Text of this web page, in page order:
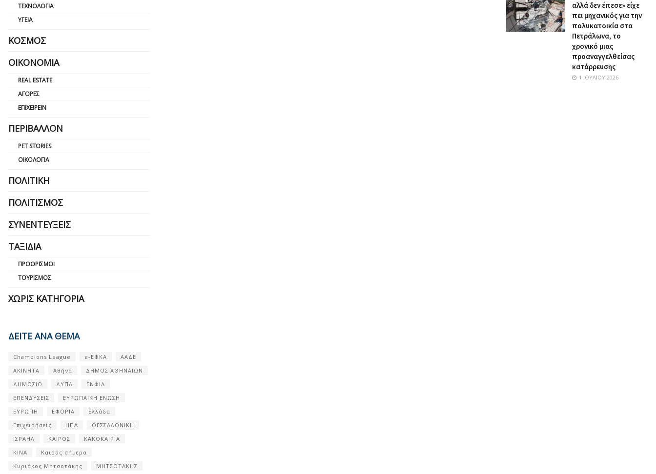
ΤΕΧΝΟΛΟΓΊΑ
ΥΓΕΊΑ
ΚΌΣΜΟΣ
ΟΙΚΟΝΟΜΊΑ
REAL ESTATE
ΑΓΟΡΈΣ
ΕΠΙΧΕΙΡΕΊΝ
ΠΕΡΙΒΆΛΛΟΝ
PET STORIES
ΟΙΚΟΛΟΓΊΑ
ΠΟΛΙΤΙΚΉ
ΠΟΛΙΤΙΣΜΌΣ
ΣΥΝΕΝΤΕΎΞΕΙΣ
ΤΑΞΊΔΙΑ
ΠΡΟΟΡΙΣΜΟΊ
ΤΟΥΡΙΣΜΌΣ
ΧΩΡΊΣ ΚΑΤΗΓΟΡΊΑ
ΔΕΙΤΕ ΑΝΑ ΘΕΜΑ
Champions League e-ΕΦΚΑ
ΑΑΔΕ
ΑΚΙΝΗΤΑ
Αθήνα
ΔΗΜΟΣ ΑΘΗΝΑΙΩΝ
ΔΗΜΟΣΙΟ
ΔΥΠΑ
ΕΝΦΙΑ
ΕΠΕΝΔΥΣΕΙΣ
ΕΥΡΩΠΑΪΚΗ ΕΝΩΣΗ
ΕΥΡΩΠΗ
ΕΦΟΡΙΑ
Ελλάδα
Επιχειρήσεις
ΗΠΑ
ΘΕΣΣΑΛΟΝΙΚΗ
ΙΣΡΑΗΛ
ΚΑΙΡΟΣ
ΚΑΚΟΚΑΙΡΙΑ
ΚΙΝΑ
Καιρός σήμερα
Κυριάκος Μητσοτάκης
ΜΗΤΣΟΤΑΚΗΣ
αλλά δεν έπεσε» είχε
πει μηχανικός για την
πολυκατοικία στα
Πετράλωνα, το
χρονικό μιας
προαναγγελθείσας
κατάρρευσης
1 ΙΟΥΛΊΟΥ 2026